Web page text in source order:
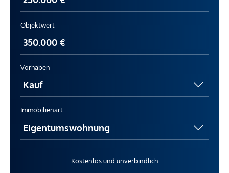
Objektwert
Vorhaben
Immobilienart
Kostenlos und unverbindlich